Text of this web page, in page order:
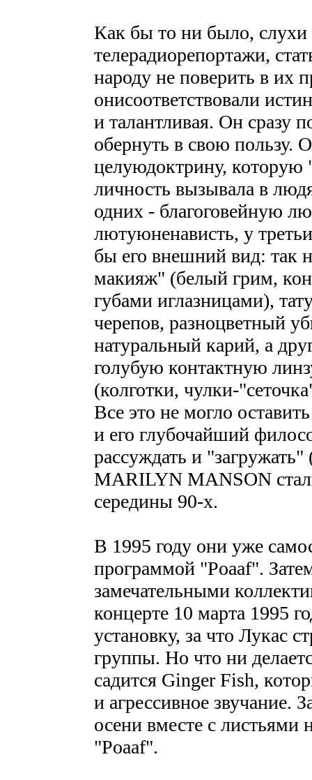
Как бы то ни было, слухи
телерадиорепортажи,
народу не поверить в их
онисоответствовали
и талантливая. Он сразу
обернуть в свою пользу.
целуюдоктрину, которую
личность вызывала в
одних - благоговейную
лютуюненависть, у
бы его внешний вид: так
макияж" (белый грим,
губами иглазницами),
черепов, разноцветный
натуральный карий, а
голубую контактную
(колготки, чулки-
Все это не могло
и его глубочайший
рассуждать и
MARILYN MANSON
середины 90-х.
В 1995 году они уже
программой "Poaaf".
замечательными
концерте 10 марта 1995
установку, за что Лукас
группы. Но что ни
садится Ginger Fish,
и агрессивное звучание.
осени вместе с листьями
"Poaaf".